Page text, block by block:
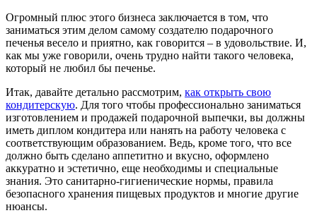
Огромный плюс этого бизнеса заключается в том, что
заниматься этим делом самому создателю подарочного
печенья весело и приятно, как говорится – в удовольствие. И,
как мы уже говорили, очень трудно найти такого человека,
который не любил бы печенье.
Итак, давайте детально рассмотрим, как открыть свою
кондитерскую. Для того чтобы профессионально заниматься
изготовлением и продажей подарочной выпечки, вы должны
иметь диплом кондитера или нанять на работу человека с
соответствующим образованием. Ведь, кроме того, что все
должно быть сделано аппетитно и вкусно, оформлено
аккуратно и эстетично, еще необходимы и специальные
знания. Это санитарно-гигиенические нормы, правила
безопасного хранения пищевых продуктов и многие другие
нюансы.